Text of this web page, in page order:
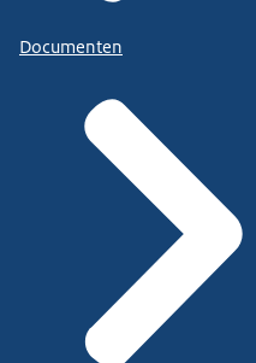
Documenten